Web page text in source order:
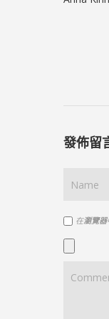
發佈留
在瀏覽器